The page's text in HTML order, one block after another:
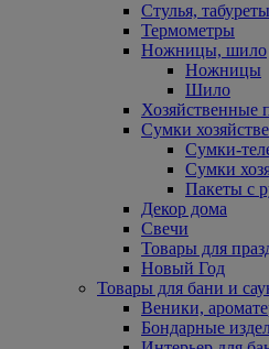
Стулья, табуреты
Термометры
Ножницы, шило
Ножницы
Шило
Хозяйственные
Сумки
Сумки-
Сумки
Пакеты с
Декор дома
Свечи
Товары для
Новый Год
Товары для бани и
Веники,
Бондарные